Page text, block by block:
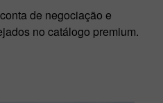
de negociação e
no catálogo premium.